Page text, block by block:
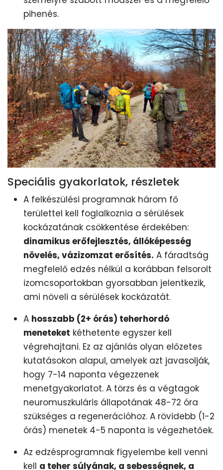
pihenés.
Speciális gyakorlatok, részletek
A felkészülési programnak három fő
területtel kell foglalkoznia a sérülések
kockázatának csökkentése érdekében:
dinamikus erőfejlesztés, állóképesség
növelés, vázizomzat erősítés. A fáradtság
megfelelő edzés nélkül a korábban felsorolt
izomcsoportokban gyorsabban jelentkezik,
ami növeli a sérülések kockázatát.
A hosszabb (2+ órás) teherhordó
meneteket kéthetente egyszer kell
végrehajtani. Ez az ajánlás olyan előzetes
kutatásokon alapul, amelyek azt javasolják,
hogy 7-14 naponta végezzenek
menetgyakorlatot. A törzs és a végtagok
neuromuszkuláris állapotának 48-72 óra
szükséges a regenerációhoz. A rövidebb (1-2
órás) menetek 4-5 naponta is végezhetőek.
Az edzésprogramnak figyelembe kell venni
kell a teher súlyának, a sebességnek, a